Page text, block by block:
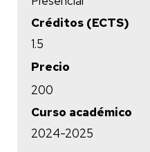
Créditos (ECTS)
1.5
Precio
200
Curso académico
2024-2025